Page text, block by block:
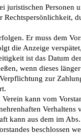
juristischen Personen
Rechtspersönlichkeit,
Er muss dem
die Anzeige
ist das Datum
wenn dieses
zur
kann vom
Verhaltens
kann aus dem im
beschlossen